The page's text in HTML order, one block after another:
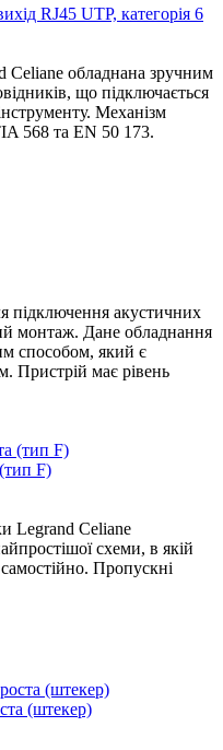
RJ45 UTР, категорія 6
Celiane обладнана зручним
що підключається
Механізм
568 та EN 50 173.
підключення акустичних
монтаж. Дане обладнання
способом, який є
Пристрій має рівень
(тип F)
Legrand Celiane
схеми, в якій
Пропускні
(штекер)